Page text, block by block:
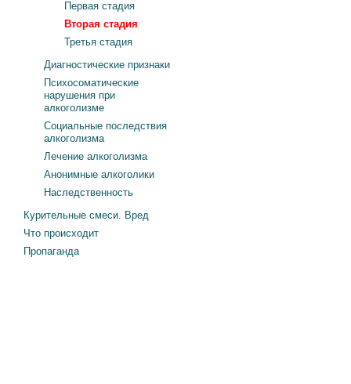
Первая стадия
Вторая стадия
Третья стадия
Диагностические признаки
Психосоматические
нарушения при
алкоголизме
Социальные последствия
алкоголизма
Лечение алкоголизма
Анонимные алкоголики
Наследственность
Курительные смеси. Вред
Что происходит
Пропаганда